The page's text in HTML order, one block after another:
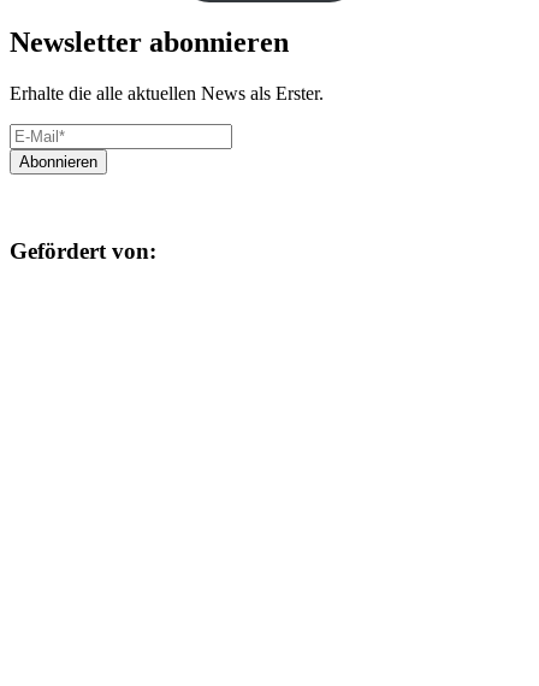
Newsletter abonnieren
Erhalte die alle aktuellen News als Erster.
Gefördert von: